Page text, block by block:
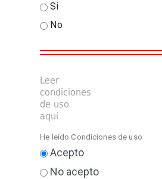
Si
No
Leer
condiciones
de uso
aquí
He leído Condiciones de uso
Acepto
No acepto